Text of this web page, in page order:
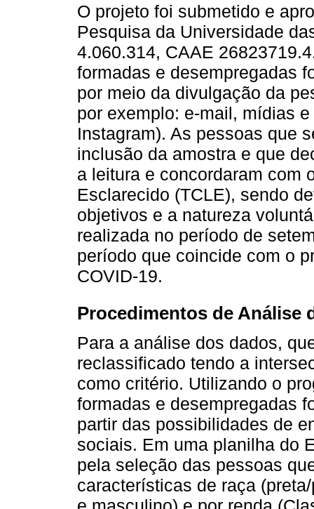
O projeto foi submetido e
Pesquisa da Universidade
4.060.314, CAAE
formadas e desempregadas
por meio da divulgação da
por exemplo: e-mail, mídias
Instagram). As pessoas que
inclusão da amostra e que
a leitura e concordaram com
Esclarecido (TCLE), sendo
objetivos e a natureza
realizada no período de
período que coincide com o
COVID-19.
Procedimentos de Análise
Para a análise dos dados,
reclassificado tendo a
como critério. Utilizando o
formadas e desempregadas
partir das possibilidades de
sociais. Em uma planilha do
pela seleção das pessoas
características de raça